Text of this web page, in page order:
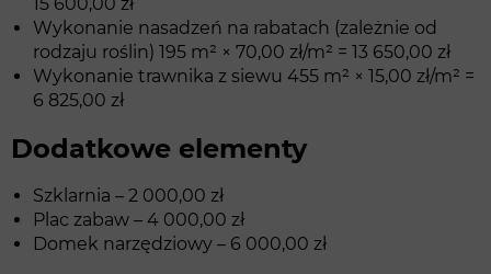
Wykonanie nasadzeń na rabatach (zależnie od
rodzaju roślin) 195 m² × 70,00 zł/m² = 13 650,00 zł
Wykonanie trawnika z siewu 455 m² × 15,00 zł/m² =
6 825,00 zł
Dodatkowe elementy
Szklarnia – 2 000,00 zł
Plac zabaw – 4 000,00 zł
Domek narzędziowy – 6 000,00 zł